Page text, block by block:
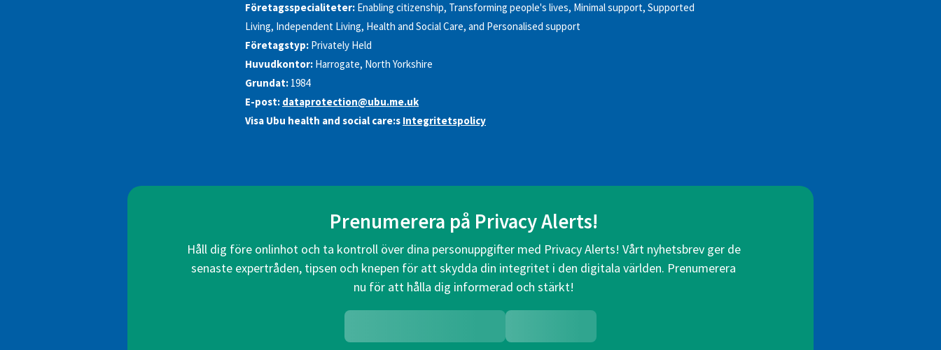
Företagsspecialiteter: Enabling citizenship, Transforming people's lives, Minimal support, Supported
Living, Independent Living, Health and Social Care, and Personalised support
Företagstyp: Privately Held
Huvudkontor: Harrogate, North Yorkshire
Grundat: 1984
E-post: dataprotection@ubu.me.uk
Visa Ubu health and social care:s Integritetspolicy
Prenumerera på Privacy Alerts!
Håll dig före onlinhot och ta kontroll över dina personuppgifter med Privacy Alerts! Vårt nyhetsbrev ger de
senaste expertråden, tipsen och knepen för att skydda din integritet i den digitala världen. Prenumerera
nu för att hålla dig informerad och stärkt!